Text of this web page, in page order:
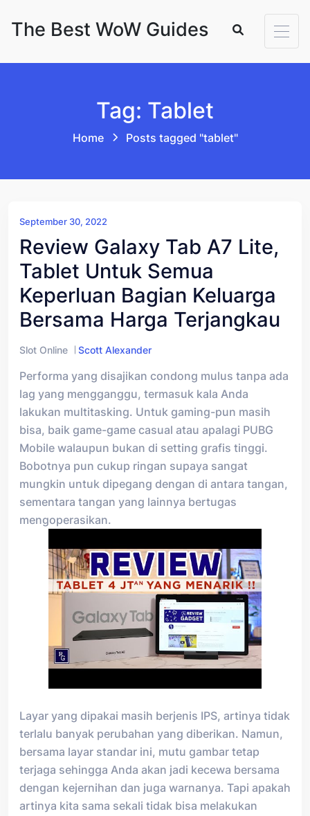
The Best WoW Guides
Tag: Tablet
Home Posts tagged "tablet"
September 30, 2022
Review Galaxy Tab A7 Lite,
Tablet Untuk Semua
Keperluan Bagian Keluarga
Bersama Harga Terjangkau
Slot Online Scott Alexander
Performa yang disajikan condong mulus tanpa ada
lag yang mengganggu, termasuk kala Anda
lakukan multitasking. Untuk gaming-pun masih
bisa, baik game-game casual atau apalagi PUBG
Mobile walaupun bukan di setting grafis tinggi.
Bobotnya pun cukup ringan supaya sangat
mungkin untuk dipegang dengan di antara tangan,
sementara tangan yang lainnya bertugas
mengoperasikan.
Layar yang dipakai masih berjenis IPS, artinya tidak
terlalu banyak perubahan yang diberikan. Namun,
bersama layar standar ini, mutu gambar tetap
terjaga sehingga Anda akan jadi kecewa bersama
dengan kejernihan dan juga warnanya. Tapi apakah
artinya kita sama sekali tidak bisa melakukan